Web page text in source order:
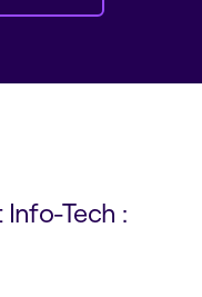
Tech :